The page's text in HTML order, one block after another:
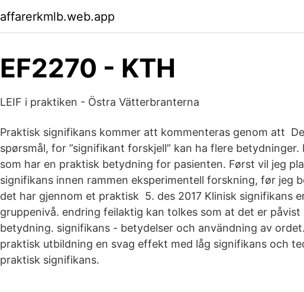
affarerkmlb.web.app
EF2270 - KTH
LEIF i praktiken - Östra Vätterbranterna
Praktisk signifikans kommer att kommenteras genom att
spørsmål, for ”signifikant forskjell” kan ha flere
som har en praktisk betydning for pasienten. Først vil jeg
signifikans innen rammen eksperimentell forskning, før jeg
det har gjennom et praktisk 5. des 2017 Klinisk signifikans
gruppenivå. endring feilaktig kan tolkes som at det er
betydning. signifikans - betydelser och användning av
praktisk utbildning en svag effekt med låg signifikans och
praktisk signifikans.